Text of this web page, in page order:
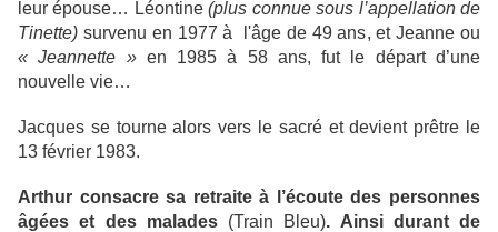
leur épouse… Léontine(plus connue sous l’appellation de
Tinette) survenu en 1977 à l'âge de 49 ans, et Jeanne ou
« Jeannette »en 1985 à 58 ans, fut le départ d’une
nouvelle vie…
Jacques se tourne alors vers le sacré et devient prêtre le
13 février 1983.
Arthur consacre sa retraite à l’écoute des personnes
âgées et des malades
(Train Bleu). Ainsi durant de